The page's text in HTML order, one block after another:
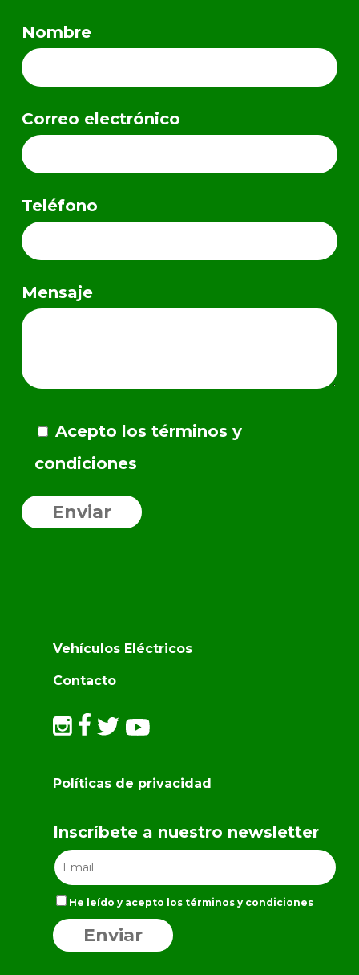
Nombre
Correo electrónico
Teléfono
Mensaje
Acepto los términos y
condiciones
Vehículos Eléctricos
Contacto
Políticas de privacidad
Inscríbete a nuestro newsletter
He leído y acepto los términos y condiciones